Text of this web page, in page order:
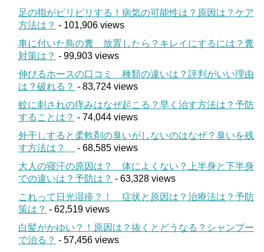
足の指がピリピリする！病気の可能性は？原因は？ケア
方法は？ - 101,906 views
車に付いた鳥の糞 放置したら？キレイにするには？糞
対策は？ - 99,903 views
伸びるホースの口コミ 種類の違いは？評判がいい理由
は？破れる？ - 83,724 views
蚊に刺されの痒みはなぜ起こる？早く治す方法は？予防
することは？ - 74,044 views
外干しすると柔軟剤の臭いがしないのはなぜ？臭いを残
す方法は？
- 68,585 views
大人の寝汗の原因は？ 体によくない？上半身と下半身
での違いは？予防は？ - 63,328 views
これって日光湿疹？！ 症状と原因は？治療法は？予防
策は？ - 62,519 views
白髪がかゆい？！原因は？抜くとどうなる？シャンプー
で治る？ - 57,456 views